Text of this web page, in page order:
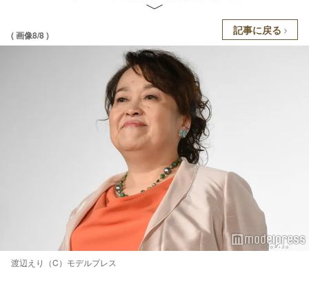
( 画像8/8 ) 記事に戻る
渡辺えり（C）モデルプレス